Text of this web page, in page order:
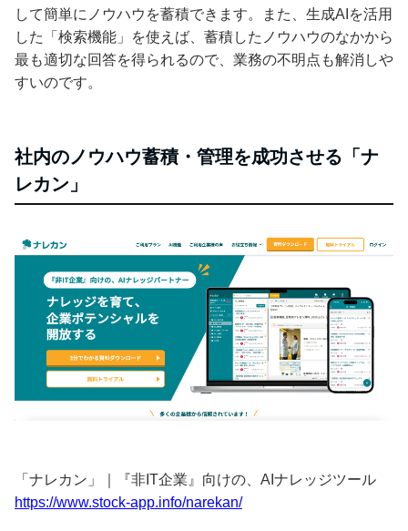
して簡単にノウハウを蓄積できます。また、生成AIを活用
した「検索機能」を使えば、蓄積したノウハウのなかから
最も適切な回答を得られるので、業務の不明点も解消しや
すいのです。
社内のノウハウ蓄積・管理を成功させる「ナ
レカン」
「ナレカン」｜『非IT企業』向けの、AIナレッジツール
https://www.stock-app.info/narekan/